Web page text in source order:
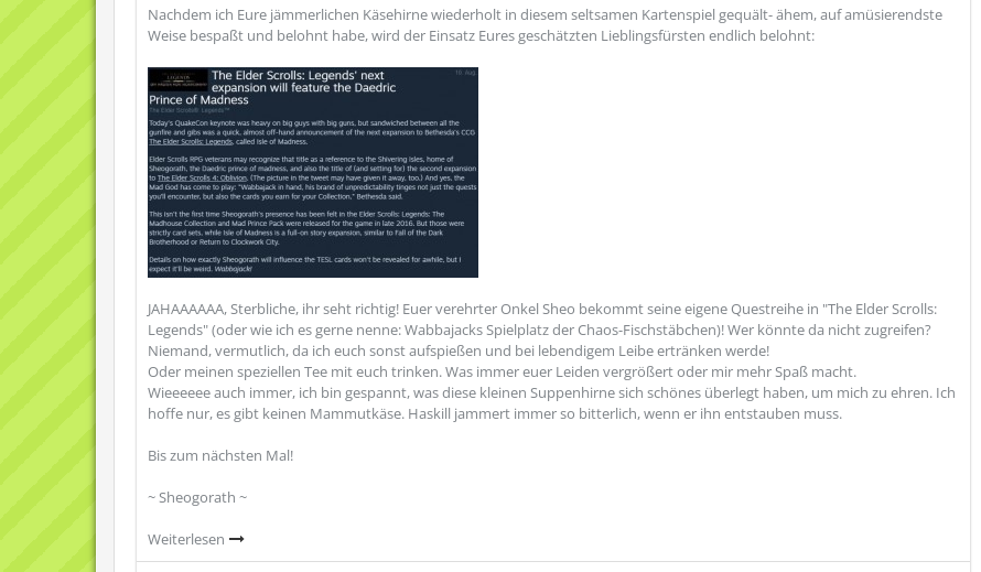
Nachdem ich Eure jämmerlichen Käsehirne wiederholt in diesem seltsamen Kartenspiel gequält- ähem, auf amüsierendste
Weise bespaßt und belohnt habe, wird der Einsatz Eures geschätzten Lieblingsfürsten endlich belohnt:
JAHAAAAAA, Sterbliche, ihr seht richtig! Euer verehrter Onkel Sheo bekommt seine eigene Questreihe in "The Elder Scrolls:
Legends" (oder wie ich es gerne nenne: Wabbajacks Spielplatz der Chaos-Fischstäbchen)! Wer könnte da nicht zugreifen?
Niemand, vermutlich, da ich euch sonst aufspießen und bei lebendigem Leibe ertränken werde!
Oder meinen speziellen Tee mit euch trinken. Was immer euer Leiden vergrößert oder mir mehr Spaß macht.
Wieeeeee auch immer, ich bin gespannt, was diese kleinen Suppenhirne sich schönes überlegt haben, um mich zu ehren. Ich
hoffe nur, es gibt keinen Mammutkäse. Haskill jammert immer so bitterlich, wenn er ihn entstauben muss.
Bis zum nächsten Mal!
~ Sheogorath ~
Weiterlesen